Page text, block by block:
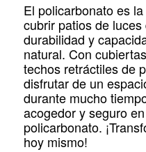
El policarbonato es
cubrir patios de
durabilidad y
natural. Con
techos retráctiles de
disfrutar de un
durante mucho
acogedor y seguro
policarbonato.
hoy mismo!